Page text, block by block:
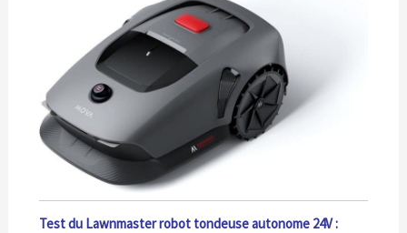
Test du Lawnmaster robot tondeuse autonome 24V :